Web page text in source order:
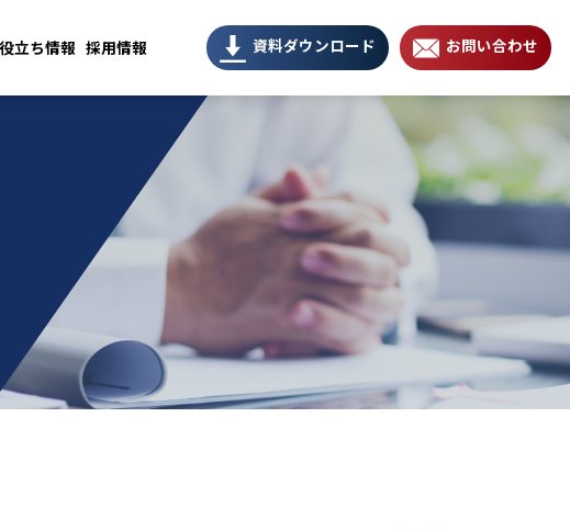
立ち情報 採用情報 資料ダウンロード お問い合わせ